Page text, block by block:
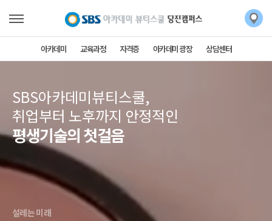
아카데미 교육과정 자격증 아카데미 광장 상담센터
SBS아카데미뷰티스쿨,
취업부터 노후까지 안정적인
평생기술의 첫걸음
설레는 미래